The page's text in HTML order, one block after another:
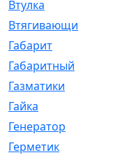
Втулка
Втягивающий
Габарит
Габаритный
Газматики
Гайка
Генератор
Герметик